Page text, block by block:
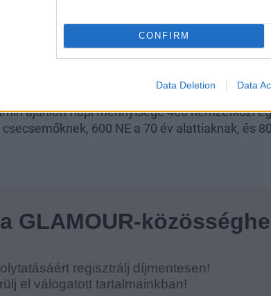
CONFIRM
Data Deletion Data
van szükségünk
ajánlott napi mennyisége 400 nemzetközi
600 NE a 70 év alattiaknak, és